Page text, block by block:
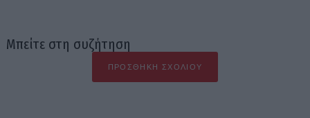
Μπείτε στη συζήτηση
ΠΡΟΣΘΉΚΗ ΣΧΟΛΊΟΥ